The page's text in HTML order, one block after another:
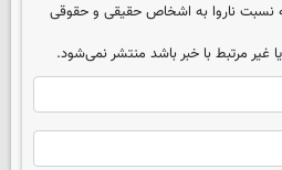
نسبت ناروا به اشخاص حقیقی و حقوقی
غیر مرتبط با خبر باشد منتشر نمی‌شود.